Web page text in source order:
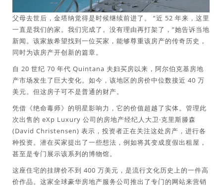
父母去世后，金塔纳觉得是时候继续前进了。 “近 52 年来，这里
一直是我们的家。我们完成了。没有理由再打架了，”她告诉当地
新闻。该家族希望找到一位买家，能够尊重该房产的传奇历史，
同时为该房产开创新的篇章。
自 20 世纪 70 年代 Quintana 夫妇买房以来，阿尔伯克基房地
产市场发生了巨大变化。如今，该地区的房价中位数接近 40 万
美元。但这房子可不是普通的财产。
凭借《绝命毒师》的明星影响力，它的价值超越了实体。管理此
次出售的 eXp Luxury 公司的房地产经纪人大卫·克里斯滕森
(David Christensen) 表示，投资者正在关注这处房产，进行各
种投资。潜在买家提出了一些想法，例如将其变成度假出租屋，
甚至是专门展示该系列的博物馆。
这座住宅的挂牌价不到 400 万美元，是流行文化历史上的一件高
价作品。这家全球豪华房地产服务公司推出了专门的网站来营销